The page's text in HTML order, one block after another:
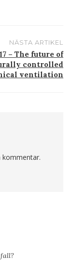
NÄSTA ARTIKEL
– The future of
controlled
ventilation
kommentar.